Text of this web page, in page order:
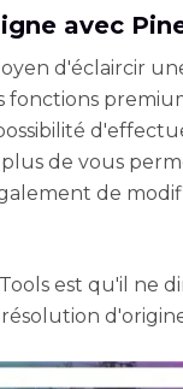
avec
d'éclaircir
plus de vous
de
est qu'il ne